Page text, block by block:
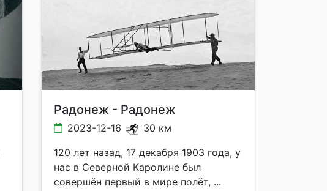
Радонеж - Радонеж
2023-12-16
30 км
120 лет назад, 17 декабря 1903 года, у
нас в Северной Каролине был
совершён первый в мире полёт, ...